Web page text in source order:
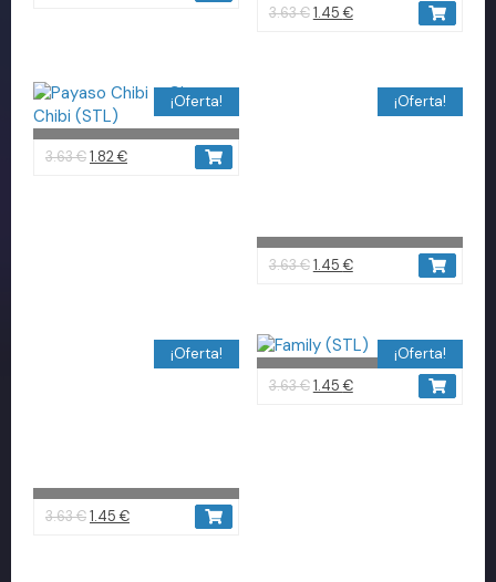
3.63€1.45€
¡Oferta!
3.63€1.82€
¡Oferta!
3.63€1.45€
¡Oferta!
3.63€1.45€
¡Oferta!
3.63€1.45€